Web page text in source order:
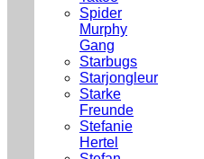
Spider
Murphy
Gang
Starbugs
Starjongleur
Starke
Freunde
Stefanie
Hertel